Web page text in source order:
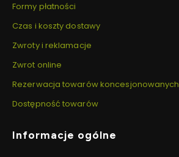
Formy płatności
Czas i koszty dostawy
Zwroty i reklamacje
Zwrot online
Rezerwacja towarów koncesjonowanych
Dostępność towarów
Informacje ogólne